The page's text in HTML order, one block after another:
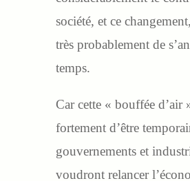
société, et ce
très probablement de
temps.
Car cette « bouffée d’air
fortement d’être
gouvernements et
voudront relancer